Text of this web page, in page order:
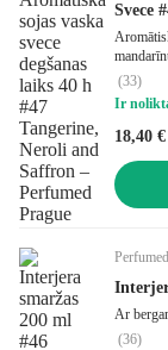
Svece
(33)
Ir
18,40 €
Ar
(36)